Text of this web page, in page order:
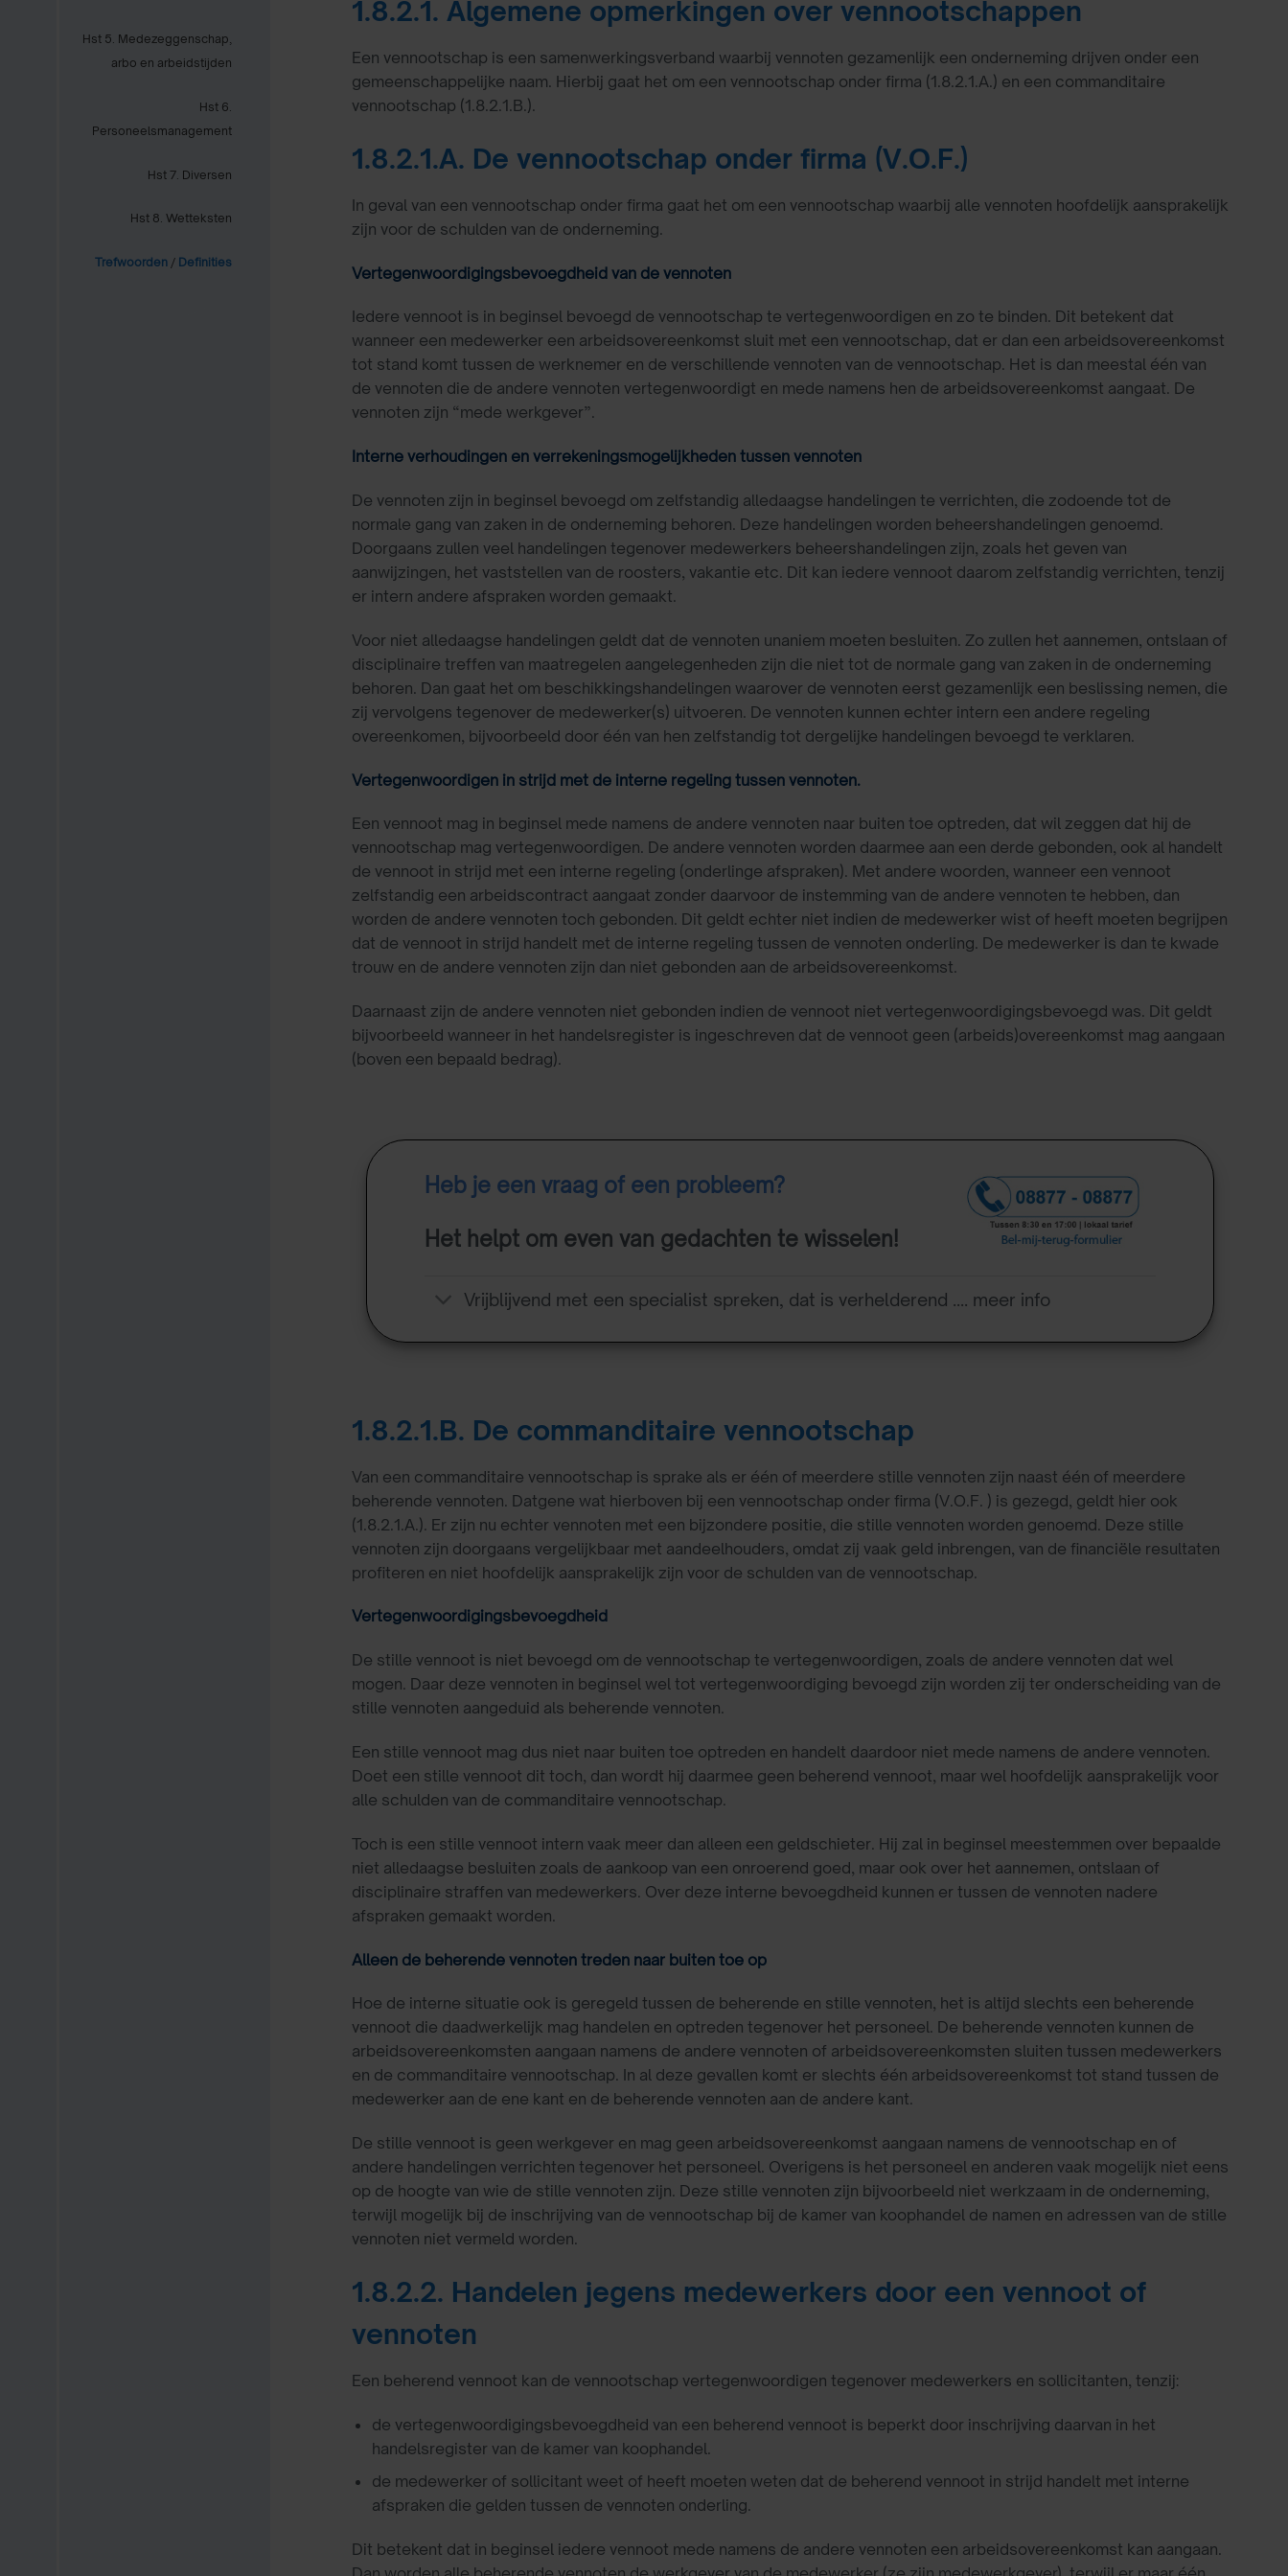
Hst 5. Medezeggenschap,
arbo en arbeidstijden
Hst 6.
Personeelsmanagement
Hst 7. Diversen
Hst 8. Wetteksten
Trefwoorden / Definities
1.8.2.1. Algemene opmerkingen over vennootschappen
Een vennootschap is een samenwerkingsverband waarbij vennoten gezamenlijk een onderneming drijven onder een
gemeenschappelijke naam. Hierbij gaat het om een vennootschap onder firma (1.8.2.1.A.) en een commanditaire
vennootschap (1.8.2.1.B.).
1.8.2.1.A. De vennootschap onder firma (V.O.F.)
In geval van een vennootschap onder firma gaat het om een vennootschap waarbij alle vennoten hoofdelijk aansprakelijk
zijn voor de schulden van de onderneming.
Vertegenwoordigingsbevoegdheid van de vennoten
Iedere vennoot is in beginsel bevoegd de vennootschap te vertegenwoordigen en zo te binden. Dit betekent dat
wanneer een medewerker een arbeidsovereenkomst sluit met een vennootschap, dat er dan een arbeidsovereenkomst
tot stand komt tussen de werknemer en de verschillende vennoten van de vennootschap. Het is dan meestal één van
de vennoten die de andere vennoten vertegenwoordigt en mede namens hen de arbeidsovereenkomst aangaat. De
vennoten zijn “mede werkgever”.
Interne verhoudingen en verrekeningsmogelijkheden tussen vennoten
De vennoten zijn in beginsel bevoegd om zelfstandig alledaagse handelingen te verrichten, die zodoende tot de
normale gang van zaken in de onderneming behoren. Deze handelingen worden beheershandelingen genoemd.
Doorgaans zullen veel handelingen tegenover medewerkers beheershandelingen zijn, zoals het geven van
aanwijzingen, het vaststellen van de roosters, vakantie etc. Dit kan iedere vennoot daarom zelfstandig verrichten, tenzij
er intern andere afspraken worden gemaakt.
Voor niet alledaagse handelingen geldt dat de vennoten unaniem moeten besluiten. Zo zullen het aannemen, ontslaan of
disciplinaire treffen van maatregelen aangelegenheden zijn die niet tot de normale gang van zaken in de onderneming
behoren. Dan gaat het om beschikkingshandelingen waarover de vennoten eerst gezamenlijk een beslissing nemen, die
zij vervolgens tegenover de medewerker(s) uitvoeren. De vennoten kunnen echter intern een andere regeling
overeenkomen, bijvoorbeeld door één van hen zelfstandig tot dergelijke handelingen bevoegd te verklaren.
Vertegenwoordigen in strijd met de interne regeling tussen vennoten.
Een vennoot mag in beginsel mede namens de andere vennoten naar buiten toe optreden, dat wil zeggen dat hij de
vennootschap mag vertegenwoordigen. De andere vennoten worden daarmee aan een derde gebonden, ook al handelt
de vennoot in strijd met een interne regeling (onderlinge afspraken). Met andere woorden, wanneer een vennoot
zelfstandig een arbeidscontract aangaat zonder daarvoor de instemming van de andere vennoten te hebben, dan
worden de andere vennoten toch gebonden. Dit geldt echter niet indien de medewerker wist of heeft moeten begrijpen
dat de vennoot in strijd handelt met de interne regeling tussen de vennoten onderling. De medewerker is dan te kwade
trouw en de andere vennoten zijn dan niet gebonden aan de arbeidsovereenkomst.
Daarnaast zijn de andere vennoten niet gebonden indien de vennoot niet vertegenwoordigingsbevoegd was. Dit geldt
bijvoorbeeld wanneer in het handelsregister is ingeschreven dat de vennoot geen (arbeids)overeenkomst mag aangaan
(boven een bepaald bedrag).
Heb je een vraag of een probleem?
Het helpt om even van gedachten te wisselen!
Vrijblijvend met een specialist spreken, dat is verhelderend .... meer info
1.8.2.1.B. De commanditaire vennootschap
Van een commanditaire vennootschap is sprake als er één of meerdere stille vennoten zijn naast één of meerdere
beherende vennoten. Datgene wat hierboven bij een vennootschap onder firma (V.O.F. ) is gezegd, geldt hier ook
(1.8.2.1.A.). Er zijn nu echter vennoten met een bijzondere positie, die stille vennoten worden genoemd. Deze stille
vennoten zijn doorgaans vergelijkbaar met aandeelhouders, omdat zij vaak geld inbrengen, van de financiële resultaten
profiteren en niet hoofdelijk aansprakelijk zijn voor de schulden van de vennootschap.
Vertegenwoordigingsbevoegdheid
De stille vennoot is niet bevoegd om de vennootschap te vertegenwoordigen, zoals de andere vennoten dat wel
mogen. Daar deze vennoten in beginsel wel tot vertegenwoordiging bevoegd zijn worden zij ter onderscheiding van de
stille vennoten aangeduid als beherende vennoten.
Een stille vennoot mag dus niet naar buiten toe optreden en handelt daardoor niet mede namens de andere vennoten.
Doet een stille vennoot dit toch, dan wordt hij daarmee geen beherend vennoot, maar wel hoofdelijk aansprakelijk voor
alle schulden van de commanditaire vennootschap.
Toch is een stille vennoot intern vaak meer dan alleen een geldschieter. Hij zal in beginsel meestemmen over bepaalde
niet alledaagse besluiten zoals de aankoop van een onroerend goed, maar ook over het aannemen, ontslaan of
disciplinaire straffen van medewerkers. Over deze interne bevoegdheid kunnen er tussen de vennoten nadere
afspraken gemaakt worden.
Alleen de beherende vennoten treden naar buiten toe op
Hoe de interne situatie ook is geregeld tussen de beherende en stille vennoten, het is altijd slechts een beherende
vennoot die daadwerkelijk mag handelen en optreden tegenover het personeel. De beherende vennoten kunnen de
arbeidsovereenkomsten aangaan namens de andere vennoten of arbeidsovereenkomsten sluiten tussen medewerkers
en de commanditaire vennootschap. In al deze gevallen komt er slechts één arbeidsovereenkomst tot stand tussen de
medewerker aan de ene kant en de beherende vennoten aan de andere kant.
De stille vennoot is geen werkgever en mag geen arbeidsovereenkomst aangaan namens de vennootschap en of
andere handelingen verrichten tegenover het personeel. Overigens is het personeel en anderen vaak mogelijk niet eens
op de hoogte van wie de stille vennoten zijn. Deze stille vennoten zijn bijvoorbeeld niet werkzaam in de onderneming,
terwijl mogelijk bij de inschrijving van de vennootschap bij de kamer van koophandel de namen en adressen van de stille
vennoten niet vermeld worden.
1.8.2.2. Handelen jegens medewerkers door een vennoot of
vennoten
Een beherend vennoot kan de vennootschap vertegenwoordigen tegenover medewerkers en sollicitanten, tenzij:
de vertegenwoordigingsbevoegdheid van een beherend vennoot is beperkt door inschrijving daarvan in het
handelsregister van de kamer van koophandel.
de medewerker of sollicitant weet of heeft moeten weten dat de beherend vennoot in strijd handelt met interne
afspraken die gelden tussen de vennoten onderling.
Dit betekent dat in beginsel iedere vennoot mede namens de andere vennoten een arbeidsovereenkomst kan aangaan.